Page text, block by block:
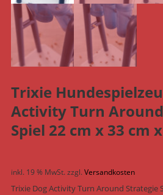
Trixie
Activity Turn
Spiel 22 cm x 33 cm
inkl. 19 % MwSt. zzgl. Versandkosten
Trixie Dog Activity Turn Around Strategie